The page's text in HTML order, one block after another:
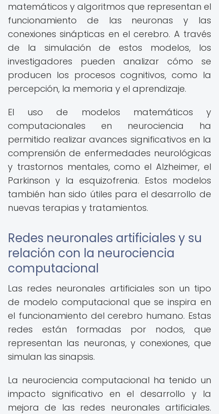
matemáticos y algoritmos que representan el
funcionamiento de las neuronas y las
conexiones sinápticas en el cerebro. A través
de la simulación de estos modelos, los
investigadores pueden analizar cómo se
producen los procesos cognitivos, como la
percepción, la memoria y el aprendizaje.
El uso de modelos matemáticos y
computacionales en neurociencia ha
permitido realizar avances significativos en la
comprensión de enfermedades neurológicas
y trastornos mentales, como el Alzheimer, el
Parkinson y la esquizofrenia. Estos modelos
también han sido útiles para el desarrollo de
nuevas terapias y tratamientos.
Redes neuronales artificiales y su
relación con la neurociencia
computacional
Las redes neuronales artificiales son un tipo
de modelo computacional que se inspira en
el funcionamiento del cerebro humano. Estas
redes están formadas por nodos, que
representan las neuronas, y conexiones, que
simulan las sinapsis.
La neurociencia computacional ha tenido un
impacto significativo en el desarrollo y la
mejora de las redes neuronales artificiales.